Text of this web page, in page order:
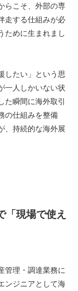
らこそ、外部の専
走する仕組みが必
ために生まれまし
したい」という思
一人しかいない状
た瞬間に海外取引
の仕組みを整備
、持続的な海外展
「現場で使え
管理・調達業務に
ンジニアとして海